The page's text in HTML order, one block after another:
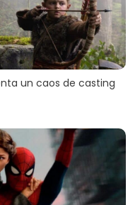
un caos de casting